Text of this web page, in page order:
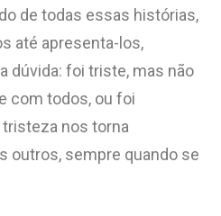
de todas essas histórias,
até apresenta-los,
dúvida: foi triste, mas não
com todos, ou foi
nos torna
outros, sempre quando se